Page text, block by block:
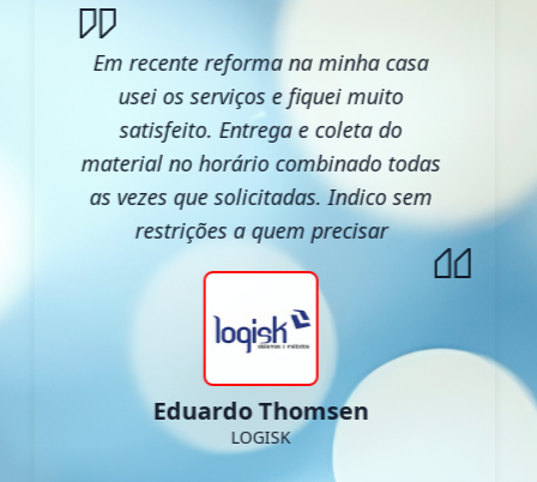
Em recente reforma na minha casa
usei os serviços e fiquei muito
satisfeito. Entrega e coleta do
material no horário combinado todas
as vezes que solicitadas. Indico sem
restrições a quem precisar
Eduardo Thomsen
LOGISK